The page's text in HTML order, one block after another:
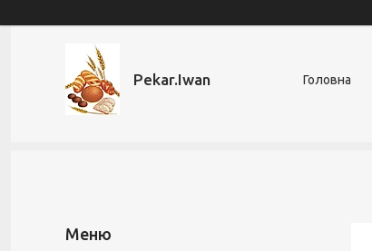
Pekar.Iwan Головна